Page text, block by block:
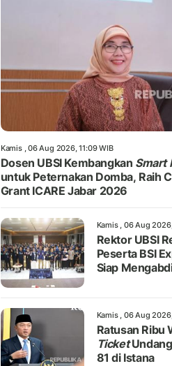
Kamis , 06 Aug 2026, 11:09 WIB
Dosen UBSI Kembangkan Smart
untuk Peternakan Domba, Raih
Grant ICARE Jabar 2026
Kamis , 06 Aug
Rektor UBSI
Peserta BSI
Siap
Kamis , 06 Aug
Ratusan Ribu
Ticket
81 di Istana